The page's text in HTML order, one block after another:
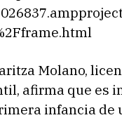
Molano,
afirma que es
infancia de